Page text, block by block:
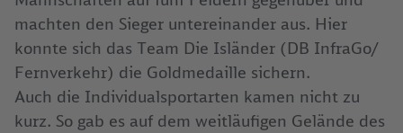
machten den Sieger untereinander aus. Hier
konnte sich das Team Die Isländer (DB InfraGo/
Fernverkehr) die Goldmedaille sichern.
Auch die Individualsportarten kamen nicht zu
kurz. So gab es auf dem weitläufigen Gelände des